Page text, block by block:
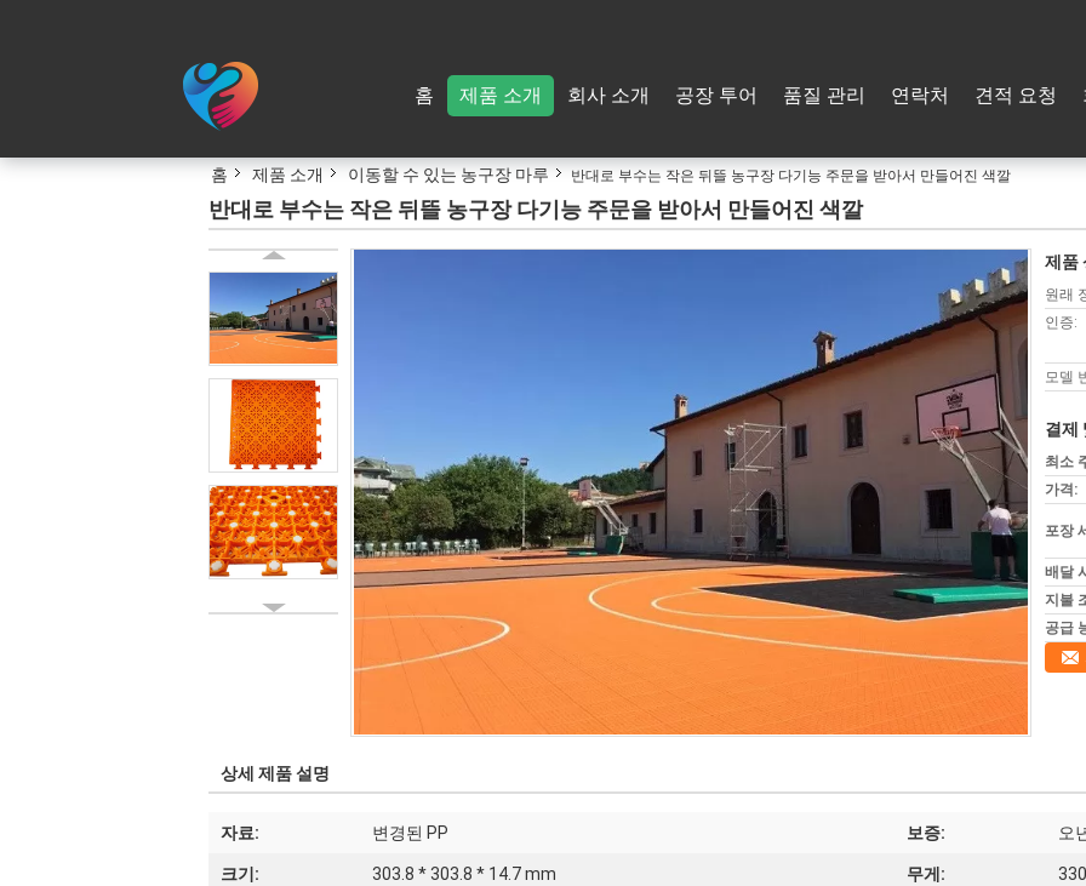
홈 제품 소개 회사 소개 공장 투어 품질 관리 연락처 견적 요청
홈 제품 소개 이동할 수 있는 농구장 마루 반대로 부수는 작은 뒤뜰 농구장 다기능 주문을 받아서 만들어진 색깔
반대로 부수는 작은 뒤뜰 농구장 다기능 주문을 받아서 만들어진 색깔
제품
원래
인증:
모델
결제
최소
가격:
포장
배달
지불
공급
상세 제품 설명
자료: 변경된 PP 보증: 오
크기: 303.8 * 303.8 * 14.7 mm 무게: